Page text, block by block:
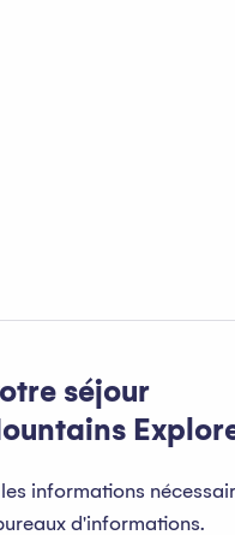
séjour
informations
d'informations.